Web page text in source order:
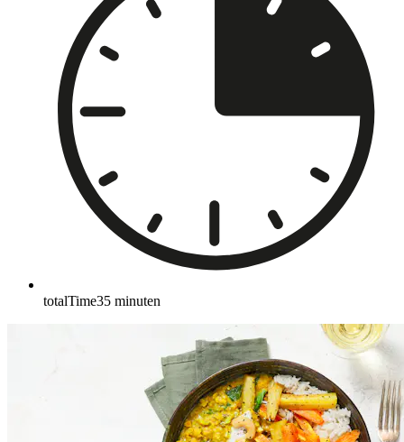
totalTime35 minuten